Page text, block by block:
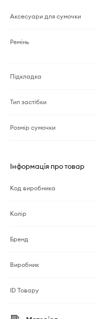
Аксесуари для сумочки
Ремінь
Підкладка
Тип застібки
Розмір сумочки
Інформація про товар
Код виробника
Колір
Бренд
Виробник
ID Товару